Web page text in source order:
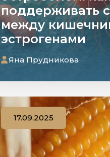
поддерживать
между
эстрогенами
Яна Прудникова
17.09.2025